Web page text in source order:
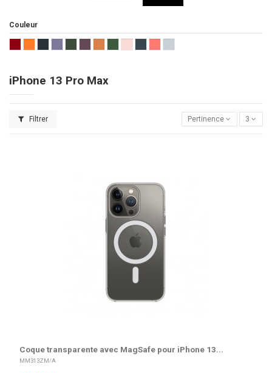
iPhone 13 Pro Max
Filtrer Pertinence 3
Coque transparente avec MagSafe pour iPhone 13...
MM313ZM/A
Couleur